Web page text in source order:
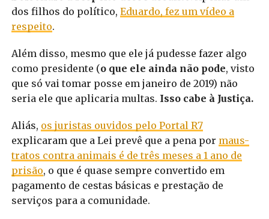
dos filhos do político, Eduardo, fez um vídeo a
respeito.
Além disso, mesmo que ele já pudesse fazer algo
como presidente (o que ele ainda não pode, visto
que só vai tomar posse em janeiro de 2019) não
seria ele que aplicaria multas. Isso cabe à Justiça.
Aliás, os juristas ouvidos pelo Portal R7
explicaram que a Lei prevê que a pena por maus-
tratos contra animais é de três meses a 1 ano de
prisão, o que é quase sempre convertido em
pagamento de cestas básicas e prestação de
serviços para a comunidade.